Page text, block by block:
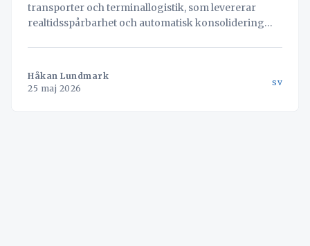
transporter och terminallogistik, som levererar
realtidsspårbarhet och automatisk konsolidering
Håkan Lundmark
25 maj 2026
sv